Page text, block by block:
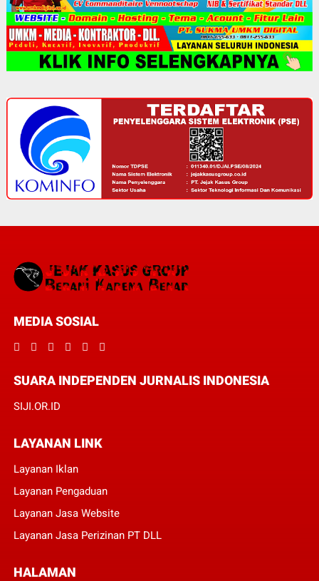
MEDIA SOSIAL
SUARA INDEPENDEN JURNALIS INDONESIA
SIJI.OR.ID
LAYANAN LINK
Layanan Iklan
Layanan Pengaduan
Layanan Jasa Website
Layanan Jasa Perizinan PT DLL
HALAMAN